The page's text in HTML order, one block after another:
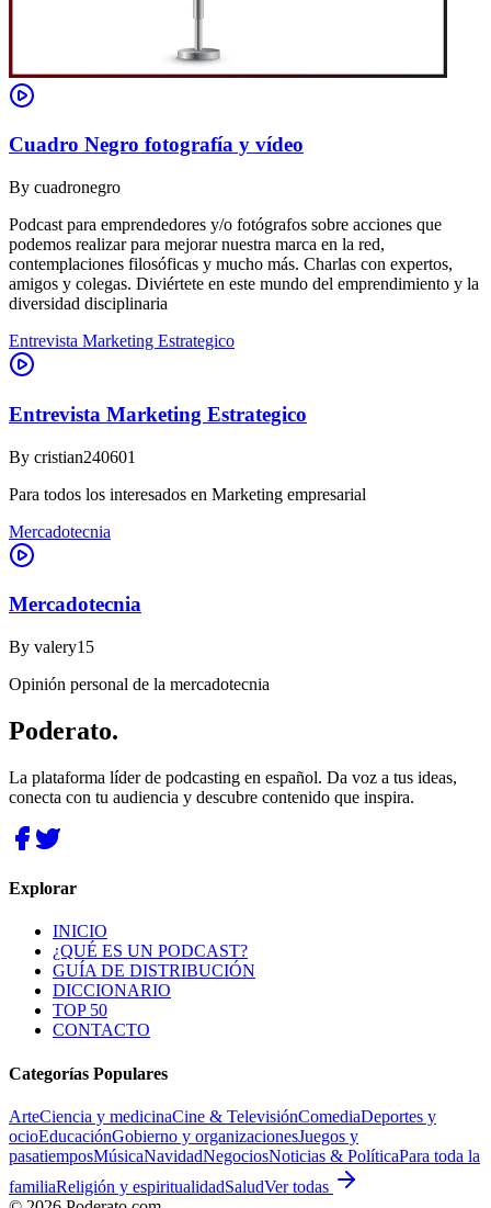
Cuadro Negro fotografía y vídeo
By cuadronegro
Podcast para emprendedores y/o fotógrafos sobre acciones que
podemos realizar para mejorar nuestra marca en la red,
contemplaciones filosóficas y mucho más. Charlas con expertos,
amigos y colegas. Diviértete en este mundo del emprendimiento y la
diversidad disciplinaria
Entrevista Marketing Estrategico
Entrevista Marketing Estrategico
By cristian240601
Para todos los interesados en Marketing empresarial
Mercadotecnia
Mercadotecnia
By valery15
Opinión personal de la mercadotecnia
Poderato.
La plataforma líder de podcasting en español. Da voz a tus ideas,
conecta con tu audiencia y descubre contenido que inspira.
Explorar
INICIO
¿QUÉ ES UN PODCAST?
GUÍA DE DISTRIBUCIÓN
DICCIONARIO
TOP 50
CONTACTO
Categorías Populares
ArteCiencia y medicinaCine & TelevisiónComediaDeportes y
ocioEducaciónGobierno y organizacionesJuegos y
pasatiemposMúsicaNavidadNegociosNoticias & PolíticaPara toda la
familiaReligión y espiritualidadSaludVer todas